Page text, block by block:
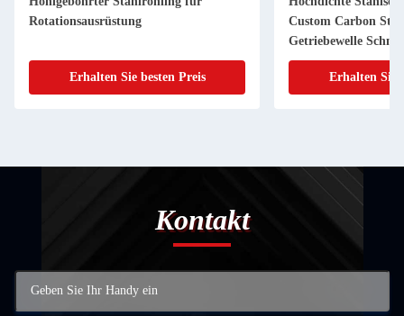
Rotationsausrüstung
Erhalten Sie besten Preis
Custom Carbon
Getriebewelle
Erhalten Sie
Kontakt